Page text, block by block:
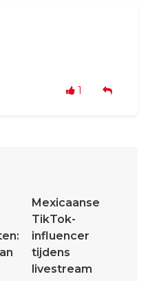
1
Mexicaanse
TikTok-
influencer
tijdens
livestream